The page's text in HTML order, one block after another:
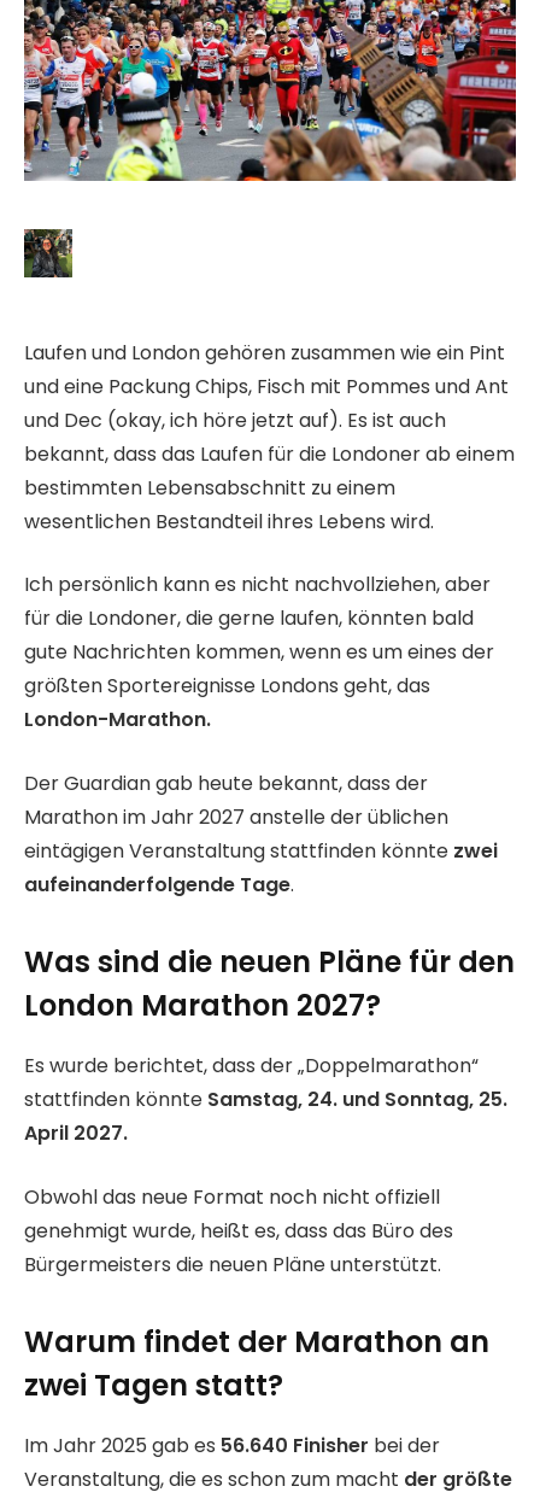
Laufen und London gehören zusammen wie ein Pint
und eine Packung Chips, Fisch mit Pommes und Ant
und Dec (okay, ich höre jetzt auf). Es ist auch
bekannt, dass das Laufen für die Londoner ab einem
bestimmten Lebensabschnitt zu einem
wesentlichen Bestandteil ihres Lebens wird.
Ich persönlich kann es nicht nachvollziehen, aber
für die Londoner, die gerne laufen, könnten bald
gute Nachrichten kommen, wenn es um eines der
größten Sportereignisse Londons geht, das
London-Marathon.
Der Guardian gab heute bekannt, dass der
Marathon im Jahr 2027 anstelle der üblichen
eintägigen Veranstaltung stattfinden könnte zwei
aufeinanderfolgende Tage.
Was sind die neuen Pläne für den
London Marathon 2027?
Es wurde berichtet, dass der „Doppelmarathon“
stattfinden könnte Samstag, 24. und Sonntag, 25.
April 2027.
Obwohl das neue Format noch nicht offiziell
genehmigt wurde, heißt es, dass das Büro des
Bürgermeisters die neuen Pläne unterstützt.
Warum findet der Marathon an
zwei Tagen statt?
Im Jahr 2025 gab es 56.640 Finisher bei der
Veranstaltung, die es schon zum macht der größte